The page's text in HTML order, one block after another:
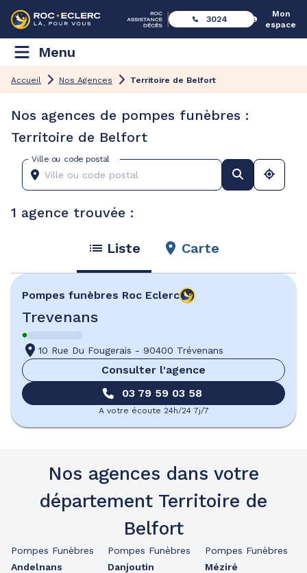
3024
Mon
espace
Menu
Accueil Nos Agences Territoire de Belfort
Nos agences de pompes funèbres :
Territoire de Belfort
Ville ou code postal
1 agence trouvée :
Liste Carte
Pompes funèbres Roc Eclerc
Trevenans
10 Rue Du Fougerais - 90400 Trévenans
Consulter l'agence
03 79 59 03 58
A votre écoute 24h/24 7j/7
Nos agences dans votre
département Territoire de
Belfort
Pompes Funèbres
Andelnans
Pompes Funèbres
Danjoutin
Pompes Funèbres
Méziré